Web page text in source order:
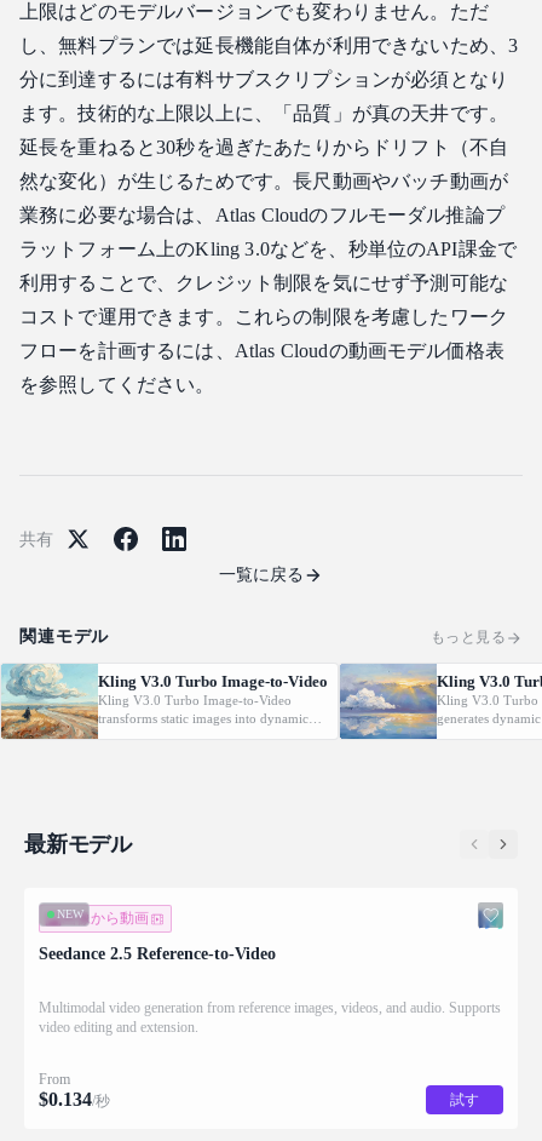
上限はどのモデルバージョンでも変わりません。ただ
し、無料プランでは延長機能自体が利用できないため、3
分に到達するには有料サブスクリプションが必須となり
ます。技術的な上限以上に、「品質」が真の天井です。
延長を重ねると30秒を過ぎたあたりからドリフト（不自
然な変化）が生じるためです。長尺動画やバッチ動画が
業務に必要な場合は、Atlas Cloudのフルモーダル推論プ
ラットフォーム上のKling 3.0などを、秒単位のAPI課金で
利用することで、クレジット制限を気にせず予測可能な
コストで運用できます。これらの制限を考慮したワーク
フローを計画するには、Atlas Cloudの動画モデル価格表
を参照してください。
共有
一覧に戻る
関連モデル もっと見る
Kling V3.0 Turbo Image-to-Video
Kling V3.0 Turbo Image-to-Video
transforms static images into dynamic
cinematic videos using MVL technology.
Kling V3.0
Kling V3.0 Turbo
generates
from text
最新モデル
NEW
画像から動画
Seedance 2.5 Reference-to-Video
Multimodal video generation from reference images, videos, and audio. Supports
video editing and extension.
From
$0.134/秒 試す